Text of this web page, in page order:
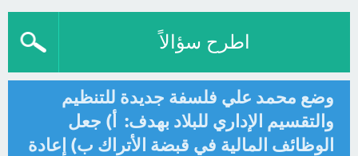
اطرح سؤالاً
وضع محمد علي فلسفة جديدة للتنظيم
والتقسيم الإداري للبلاد بهدف: أ) جعل
الوظائف المالية في قبضة الأتراك ب) إعادة